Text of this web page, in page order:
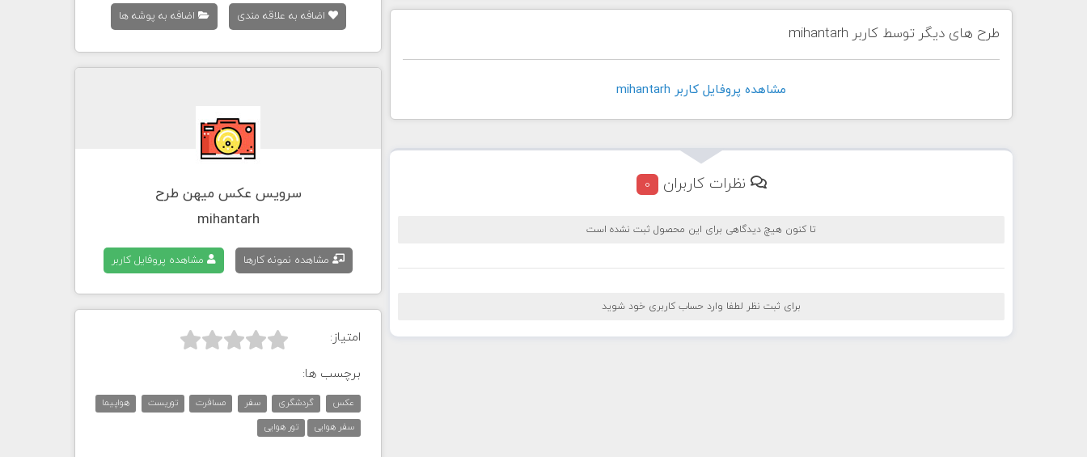
طرح های دیگر توسط کاربر mihantarh
مشاهده پروفايل کاربر mihantarh
نظرات کاربران 0
تا کنون هیچ دیدگاهی برای این محصول ثبت نشده است
برای ثبت نظر لطفا وارد حساب کاربری خود شوید
اضافه به علاقه مندی اضافه به پوشه ها
سرویس عکس میهن طرح
mihantarh
مشاهده نمونه کارها مشاهده پروفایل کاربر
امتیاز: 


برچسب ها:
عکس گردشگری سفر مسافرت توریست
هواپیما
سفر هوایی
تور هوایی